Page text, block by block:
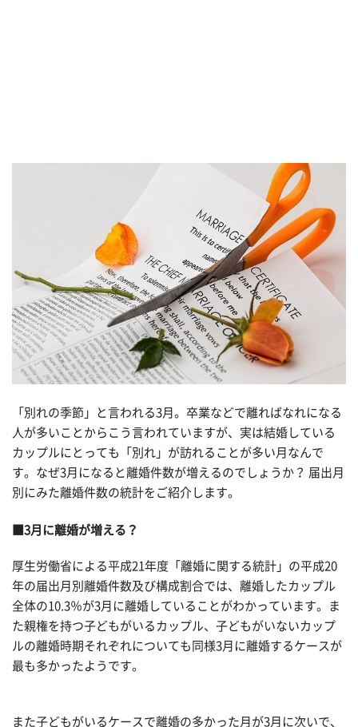
「別れの季節」と言われる3月。卒業などで離ればなれになる
人が多いことからこう言われていますが、実は結婚している
カップルにとっても「別れ」が訪れることが多い月なんで
す。なぜ3月になると離婚件数が増えるのでしょうか？ 届出月
別にみた離婚件数の統計をご紹介します。
■3月に離婚が増える？
厚生労働省による平成21年度「離婚に関する統計」の平成20
年の届出月別離婚件数及び構成割合では、離婚したカップル
全体の10.3％が3月に離婚していることがわかっています。ま
た親権を持つ子どもがいるカップル、子どもがいないカップ
ルの離婚時期それぞれについても同様3月に離婚するケースが
最も多かったようです。
また子どもがいるケースで離婚の多かった月が3月に次いで、